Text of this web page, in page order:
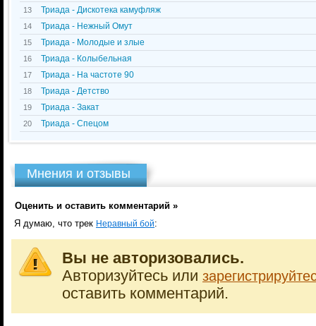
13 Триада - Дискотека камуфляж
14 Триада - Нежный Омут
15 Триада - Молодые и злые
16 Триада - Колыбельная
17 Триада - На частоте 90
18 Триада - Детство
19 Триада - Закат
20 Триада - Спецом
Мнения и отзывы
Оценить и оставить комментарий »
Я думаю, что трек Неравный бой:
Вы не авторизовались.
Авторизуйтесь или
оставить комментарий.